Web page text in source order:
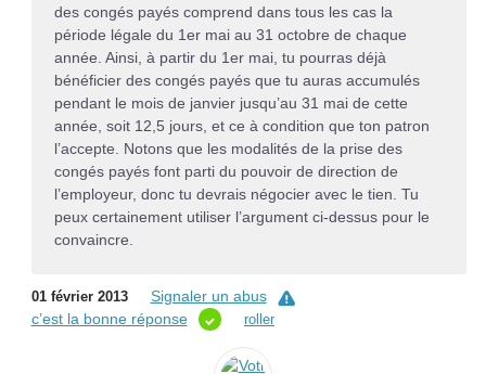
des congés payés comprend dans tous les cas la
période légale du 1er mai au 31 octobre de chaque
année. Ainsi, à partir du 1er mai, tu pourras déjà
bénéficier des congés payés que tu auras accumulés
pendant le mois de janvier jusqu’au 31 mai de cette
année, soit 12,5 jours, et ce à condition que ton patron
l’accepte. Notons que les modalités de la prise des
congés payés font parti du pouvoir de direction de
l’employeur, donc tu devrais négocier avec le tien. Tu
peux certainement utiliser l’argument ci-dessus pour le
convaincre.
01 février 2013
Signaler un abus
c’est la bonne réponse
roller